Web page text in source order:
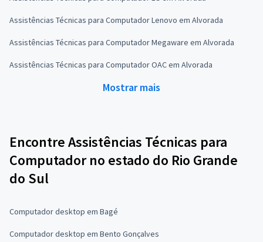
Assistências Técnicas para Computador Lenovo em Alvorada
Assistências Técnicas para Computador Megaware em Alvorada
Assistências Técnicas para Computador OAC em Alvorada
Mostrar mais
Encontre Assistências Técnicas para
Computador no estado do Rio Grande
do Sul
Computador desktop em Bagé
Computador desktop em Bento Gonçalves